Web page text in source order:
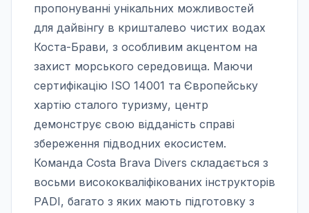
пропонуванні унікальних можливостей
для дайвінгу в кришталево чистих водах
Коста-Брави, з особливим акцентом на
захист морського середовища. Маючи
сертифікацію ISO 14001 та Європейську
хартію сталого туризму, центр
демонструє свою відданість справі
збереження підводних екосистем.
Команда Costa Brava Divers складається з
восьми висококваліфікованих інструкторів
PADI, багато з яких мають підготовку з